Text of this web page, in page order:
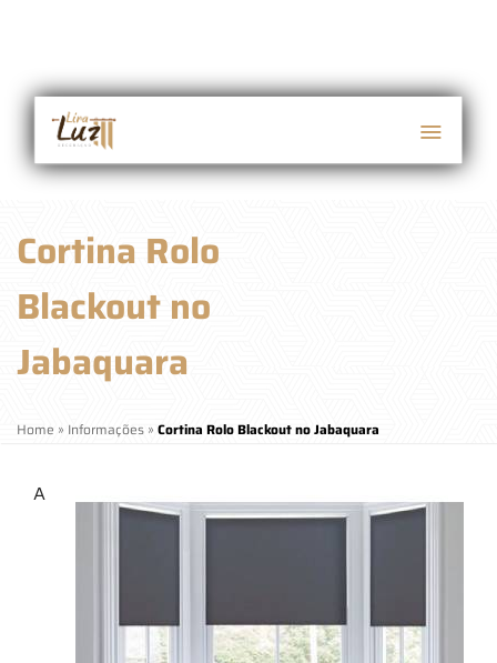
Cortina Rolo
Blackout no
Jabaquara
Home » Informações » Cortina Rolo Blackout no Jabaquara
A